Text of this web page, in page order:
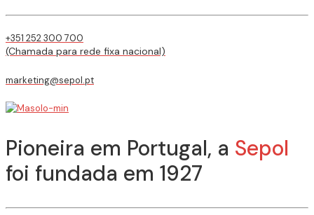
+351 252 300 700
(Chamada para rede fixa nacional)
marketing@sepol.pt
Pioneira em Portugal, a Sepol
foi fundada em 1927